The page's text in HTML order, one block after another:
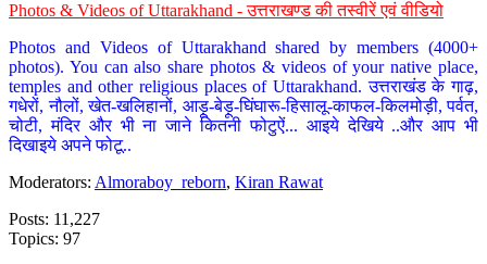
Photos & Videos of Uttarakhand - उत्तराखण्ड की तस्वीरें एवं वीडियो
Photos and Videos of Uttarakhand shared by members (4000+
photos). You can also share photos & videos of your native place,
temples and other religious places of Uttarakhand. उत्तराखंड के गाढ़,
गधेरों, नौलों, खेत-खलिहानों, आड़ू-बेड़ू-घिंघारू-हिसालू-काफल-किलमोड़ी, पर्वत,
चोटी, मंदिर और भी ना जाने कितनी फोटुऐं... आइये देखिये ..और आप भी
दिखाइये अपने फोटू..
Moderators: Almoraboy_reborn, Kiran Rawat
Posts: 11,227
Topics: 97